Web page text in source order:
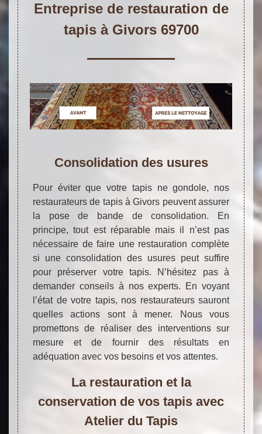
Entreprise de restauration de
tapis à Givors 69700
Consolidation des usures
Pour éviter que votre tapis ne gondole, nos
restaurateurs de tapis à Givors peuvent assurer
la pose de bande de consolidation. En
principe, tout est réparable mais il n’est pas
nécessaire de faire une restauration complète
si une consolidation des usures peut suffire
pour préserver votre tapis. N’hésitez pas à
demander conseils à nos experts. En voyant
l’état de votre tapis, nos restaurateurs sauront
quelles actions sont à mener. Nous vous
promettons de réaliser des interventions sur
mesure et de fournir des résultats en
adéquation avec vos besoins et vos attentes.
La restauration et la
conservation de vos tapis avec
Atelier du Tapis